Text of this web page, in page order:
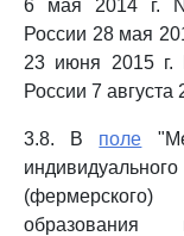
6 мая 2014 г. N
России 28 мая
23 июня 2015 г.
России 7 августа
3.8. В поле
образования